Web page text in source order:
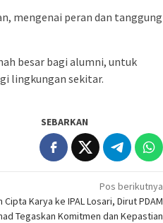
mengenai peran dan tanggung
besar bagi alumni, untuk
lingkungan sekitar.
SEBARKAN
Pos berikutnya
Cipta Karya ke IPAL Losari, Dirut PDAM
Tegaskan Komitmen dan Kepastian